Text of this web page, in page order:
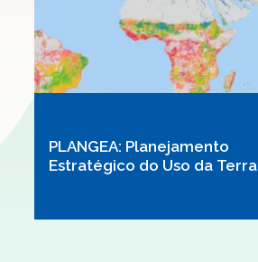
PLANGEA: Planejamento
Estratégico do Uso da Terra